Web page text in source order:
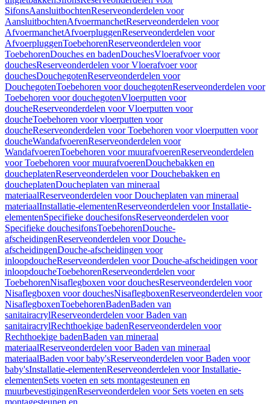
SifonsAansluitbochtenReserveonderdelen voor
AansluitbochtenAfvoermanchetReserveonderdelen voor
AfvoermanchetAfvoerpluggenReserveonderdelen voor
AfvoerpluggenToebehorenReserveonderdelen voor
ToebehorenDouches en badenDouchesVloerafvoer voor
douchesReserveonderdelen voor Vloerafvoer voor
douchesDouchegotenReserveonderdelen voor
DouchegotenToebehoren voor douchegotenReserveonderdelen voor
Toebehoren voor douchegotenVloerputten voor
doucheReserveonderdelen voor Vloerputten voor
doucheToebehoren voor vloerputten voor
doucheReserveonderdelen voor Toebehoren voor vloerputten voor
doucheWandafvoerenReserveonderdelen voor
WandafvoerenToebehoren voor muurafvoerenReserveonderdelen
voor Toebehoren voor muurafvoerenDouchebakken en
doucheplatenReserveonderdelen voor Douchebakken en
doucheplatenDoucheplaten van mineraal
materiaalReserveonderdelen voor Doucheplaten van mineraal
materiaalInstallatie-elementenReserveonderdelen voor Installatie-
elementenSpecifieke douchesifonsReserveonderdelen voor
Specifieke douchesifonsToebehorenDouche-
afscheidingenReserveonderdelen voor Douche-
afscheidingenDouche-afscheidingen voor
inloopdoucheReserveonderdelen voor Douche-afscheidingen voor
inloopdoucheToebehorenReserveonderdelen voor
ToebehorenNisaflegboxen voor douchesReserveonderdelen voor
Nisaflegboxen voor douchesNisaflegboxenReserveonderdelen voor
NisaflegboxenToebehorenBadenBaden van
sanitairacrylReserveonderdelen voor Baden van
sanitairacrylRechthoekige badenReserveonderdelen voor
Rechthoekige badenBaden van mineraal
materiaalReserveonderdelen voor Baden van mineraal
materiaalBaden voor baby'sReserveonderdelen voor Baden voor
baby'sInstallatie-elementenReserveonderdelen voor Installatie-
elementenSets voeten en sets montagesteunen en
muurbevestigingenReserveonderdelen voor Sets voeten en sets
montagesteunen en